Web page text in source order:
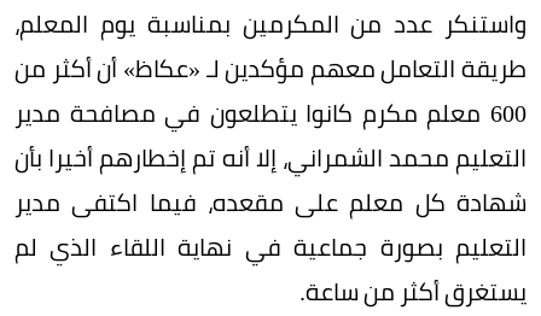
واستنكر عدد من المكرمين بمناسبة يوم المعلم،
طريقة التعامل معهم مؤكدين لـ «عكاظ» أن أكثر من
600 معلم مكرم كانوا يتطلعون في مصافحة مدير
التعليم محمد الشمراني، إلا أنه تم إخطارهم أخيرا بأن
شهادة كل معلم على مقعده، فيما اكتفى مدير
التعليم بصورة جماعية في نهاية اللقاء الذي لم
يستغرق أكثر من ساعة.